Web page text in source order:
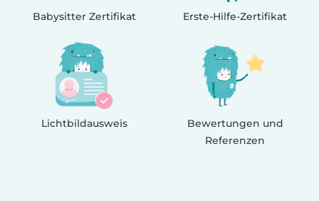
Babysitter Zertifikat Erste-Hilfe-Zertifikat
Lichtbildausweis
Bewertungen und
Referenzen